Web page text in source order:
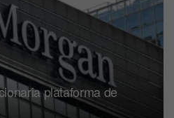
plataforma de